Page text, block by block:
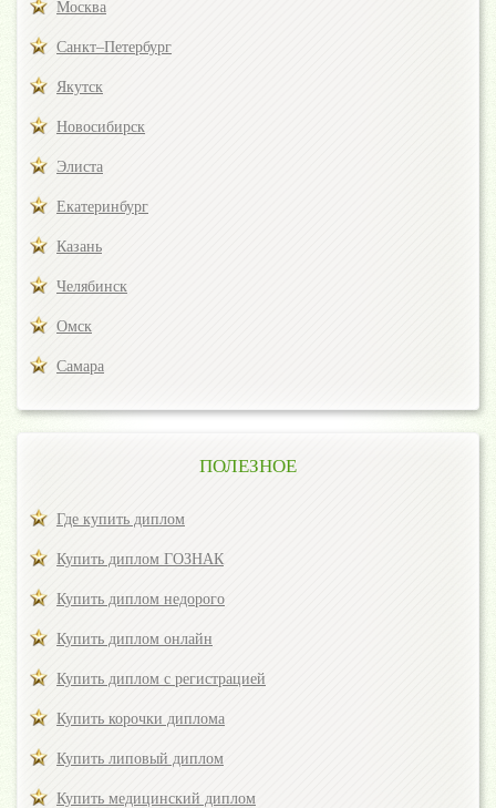
Москва
Санкт–Петербург
Якутск
Новосибирск
Элиста
Екатеринбург
Казань
Челябинск
Омск
Самара
ПОЛЕЗНОЕ
Где купить диплом
Купить диплом ГОЗНАК
Купить диплом недорого
Купить диплом онлайн
Купить диплом с регистрацией
Купить корочки диплома
Купить липовый диплом
Купить медицинский диплом